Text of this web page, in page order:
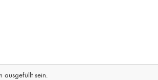
ausgefüllt sein.